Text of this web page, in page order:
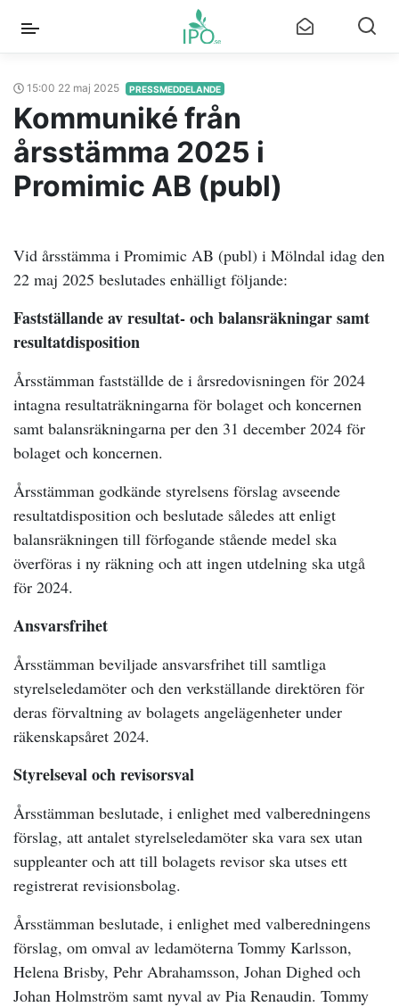
15:00 22 maj 2025 PRESSMEDDELANDE
Kommuniké från
årsstämma 2025 i
Promimic AB (publ)
Vid årsstämma i Promimic AB (publ) i Mölndal idag den
22 maj 2025 beslutades enhälligt följande:
Fastställande av resultat- och balansräkningar samt
resultatdisposition
Årsstämman fastställde de i årsredovisningen för 2024
intagna resultaträkningarna för bolaget och koncernen
samt balansräkningarna per den 31 december 2024 för
bolaget och koncernen.
Årsstämman godkände styrelsens förslag avseende
resultatdisposition och beslutade således att enligt
balansräkningen till förfogande stående medel ska
överföras i ny räkning och att ingen utdelning ska utgå
för 2024.
Ansvarsfrihet
Årsstämman beviljade ansvarsfrihet till samtliga
styrelseledamöter och den verkställande direktören för
deras förvaltning av bolagets angelägenheter under
räkenskapsåret 2024.
Styrelseval och revisorsval
Årsstämman beslutade, i enlighet med valberedningens
förslag, att antalet styrelseledamöter ska vara sex utan
suppleanter och att till bolagets revisor ska utses ett
registrerat revisionsbolag.
Årsstämman beslutade, i enlighet med valberedningens
förslag, om omval av ledamöterna Tommy Karlsson,
Helena Brisby, Pehr Abrahamsson, Johan Dighed och
Johan Holmström samt nyval av Pia Renaudin. Tommy